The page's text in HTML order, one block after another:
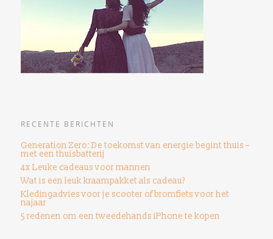
RECENTE BERICHTEN
Generation Zero: De toekomst van energie begint thuis –
met een thuisbatterij
4x Leuke cadeaus voor mannen
Wat is een leuk kraampakket als cadeau?
Kledingadvies voor je scooter of bromfiets voor het
najaar
5 redenen om een ​​tweedehands iPhone te kopen